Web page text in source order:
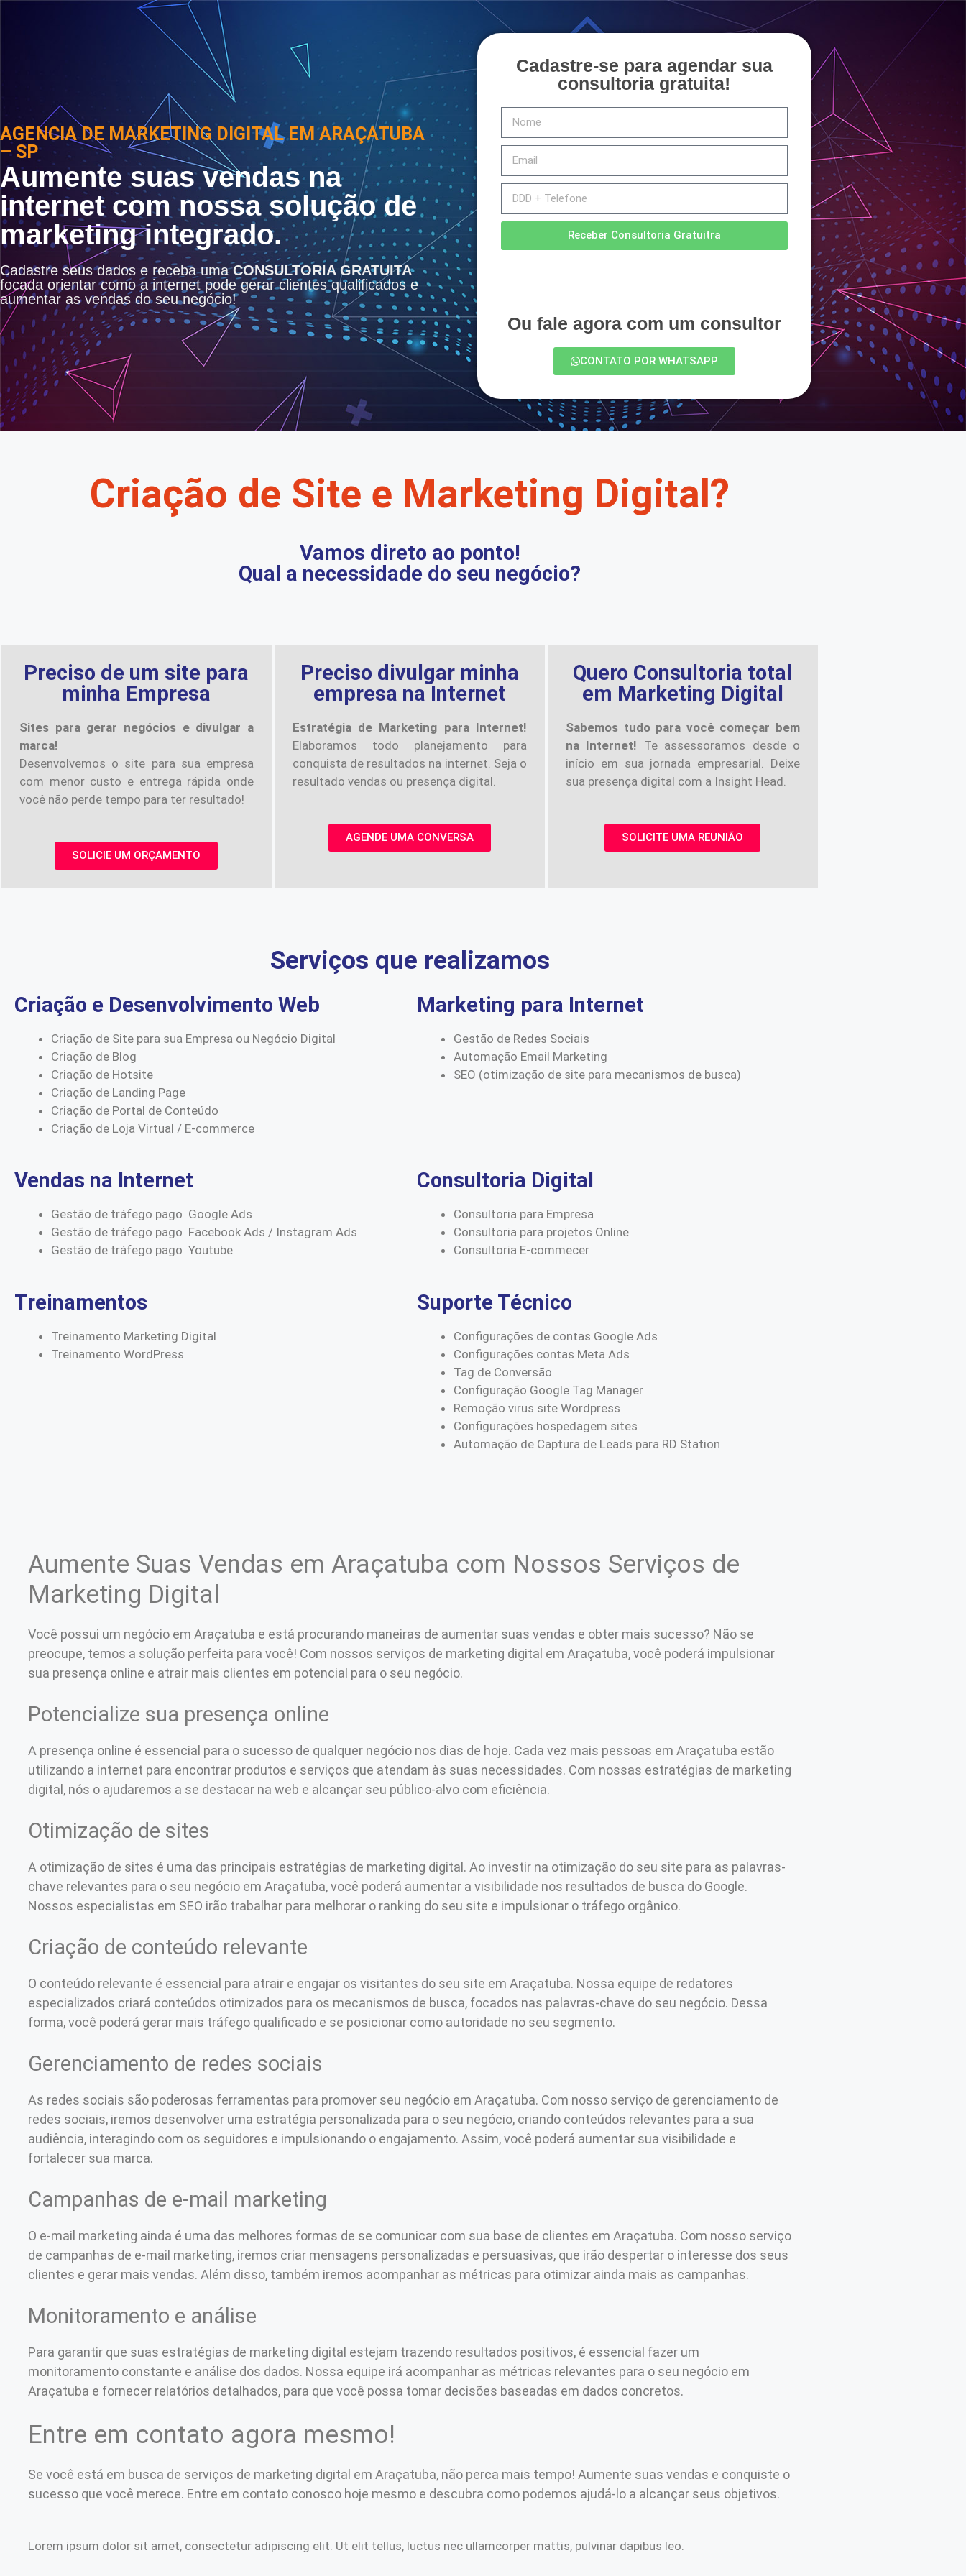
AGENCIA DE MARKETING DIGITAL EM ARAÇATUBA
– SP
Aumente suas vendas na
internet com nossa solução de
marketing integrado.
Cadastre seus dados e receba umaCONSULTORIA GRATUITA
focada orientar como a internet pode gerar clientes qualificados e
aumentar as vendas do seu negócio!
Cadastre-se para agendar sua
consultoria gratuita!
Receber Consultoria Gratuitra
Ou fale agora com um consultor
CONTATO POR WHATSAPP
Criação de Site e Marketing Digital?
Vamos direto ao ponto!
Qual a necessidade do seu negócio?
Preciso de um site para
minha Empresa
Sites para gerar negócios e divulgar a
marca!
Desenvolvemos o site para sua empresa
com menor custo e entrega rápida onde
você não perde tempo para ter resultado!
SOLICIE UM ORÇAMENTO
Preciso divulgar minha
empresa na Internet
Estratégia de Marketing para Internet!
Elaboramos todo planejamento para
conquista de resultados na internet. Seja o
resultado vendas ou presença digital.
AGENDE UMA CONVERSA
Quero Consultoria total
em Marketing Digital
Sabemos tudo para você começar bem
na Internet! Te assessoramos desde o
início em sua jornada empresarial. Deixe
sua presença digital com a Insight Head.
SOLICITE UMA REUNIÃO
Serviços que realizamos
Criação e Desenvolvimento Web
Criação de Site para sua Empresa ou Negócio Digital
Criação de Blog
Criação de Hotsite
Criação de Landing Page
Criação de Portal de Conteúdo
Criação de Loja Virtual / E-commerce
Marketing para Internet
Gestão de Redes Sociais
Automação Email Marketing
SEO (otimização de site para mecanismos de busca)
Vendas na Internet
Gestão de tráfego pago Google Ads
Gestão de tráfego pago Facebook Ads / Instagram Ads
Gestão de tráfego pago Youtube
Consultoria Digital
Consultoria para Empresa
Consultoria para projetos Online
Consultoria E-commecer
Treinamentos
Treinamento Marketing Digital
Treinamento WordPress
Suporte Técnico
Configurações de contas Google Ads
Configurações contas Meta Ads
Tag de Conversão
Configuração Google Tag Manager
Remoção virus site Wordpress
Configurações hospedagem sites
Automação de Captura de Leads para RD Station
Aumente Suas Vendas em Araçatuba com Nossos Serviços de
Marketing Digital
Você possui um negócio em Araçatuba e está procurando maneiras de aumentar suas vendas e obter mais sucesso? Não se
preocupe, temos a solução perfeita para você! Com nossos serviços de marketing digital em Araçatuba, você poderá impulsionar
sua presença online e atrair mais clientes em potencial para o seu negócio.
Potencialize sua presença online
A presença online é essencial para o sucesso de qualquer negócio nos dias de hoje. Cada vez mais pessoas em Araçatuba estão
utilizando a internet para encontrar produtos e serviços que atendam às suas necessidades. Com nossas estratégias de marketing
digital, nós o ajudaremos a se destacar na web e alcançar seu público-alvo com eficiência.
Otimização de sites
A otimização de sites é uma das principais estratégias de marketing digital. Ao investir na otimização do seu site para as palavras-
chave relevantes para o seu negócio em Araçatuba, você poderá aumentar a visibilidade nos resultados de busca do Google.
Nossos especialistas em SEO irão trabalhar para melhorar o ranking do seu site e impulsionar o tráfego orgânico.
Criação de conteúdo relevante
O conteúdo relevante é essencial para atrair e engajar os visitantes do seu site em Araçatuba. Nossa equipe de redatores
especializados criará conteúdos otimizados para os mecanismos de busca, focados nas palavras-chave do seu negócio. Dessa
forma, você poderá gerar mais tráfego qualificado e se posicionar como autoridade no seu segmento.
Gerenciamento de redes sociais
As redes sociais são poderosas ferramentas para promover seu negócio em Araçatuba. Com nosso serviço de gerenciamento de
redes sociais, iremos desenvolver uma estratégia personalizada para o seu negócio, criando conteúdos relevantes para a sua
audiência, interagindo com os seguidores e impulsionando o engajamento. Assim, você poderá aumentar sua visibilidade e
fortalecer sua marca.
Campanhas de e-mail marketing
O e-mail marketing ainda é uma das melhores formas de se comunicar com sua base de clientes em Araçatuba. Com nosso serviço
de campanhas de e-mail marketing, iremos criar mensagens personalizadas e persuasivas, que irão despertar o interesse dos seus
clientes e gerar mais vendas. Além disso, também iremos acompanhar as métricas para otimizar ainda mais as campanhas.
Monitoramento e análise
Para garantir que suas estratégias de marketing digital estejam trazendo resultados positivos, é essencial fazer um
monitoramento constante e análise dos dados. Nossa equipe irá acompanhar as métricas relevantes para o seu negócio em
Araçatuba e fornecer relatórios detalhados, para que você possa tomar decisões baseadas em dados concretos.
Entre em contato agora mesmo!
Se você está em busca de serviços de marketing digital em Araçatuba, não perca mais tempo! Aumente suas vendas e conquiste o
sucesso que você merece. Entre em contato conosco hoje mesmo e descubra como podemos ajudá-lo a alcançar seus objetivos.
Lorem ipsum dolor sit amet, consectetur adipiscing elit. Ut elit tellus, luctus nec ullamcorper mattis, pulvinar dapibus leo.